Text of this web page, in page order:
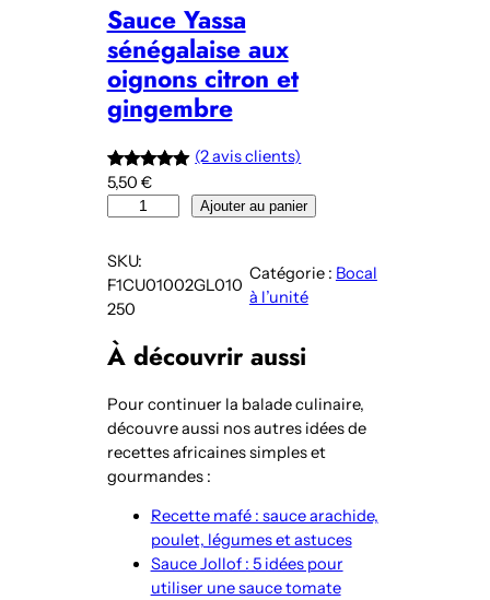
Sauce Yassa
sénégalaise aux
oignons citron et
gingembre
Noté5.00
sur 5
2
notations
client
(2 avis clients)
5,50 €
quantité
Sauce
Yassa
sénégalaise
oignons
et
gingembre
Ajouter au panier
SKU:
F1CU01002GL010
250
Catégorie : Bocal
à l’unité
À découvrir aussi
Pour continuer la balade culinaire,
découvre aussi nos autres idées de
recettes africaines simples et
gourmandes :
Recette mafé : sauce arachide,
poulet, légumes et astuces
Sauce Jollof : 5 idées pour
utiliser une sauce tomate